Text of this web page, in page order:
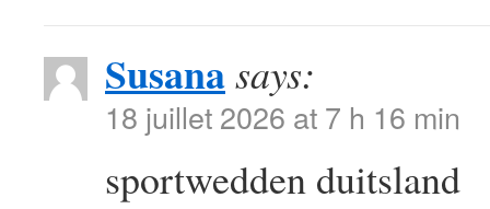
Susanasays:
18 juillet 2026 at 7 h 16 min
sportwedden duitsland